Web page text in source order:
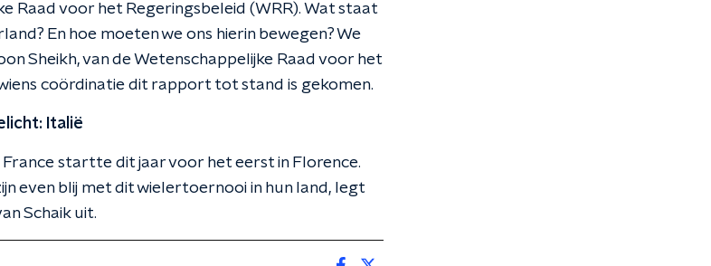
Raad voor het Regeringsbeleid (WRR). Wat staat
En hoe moeten we ons hierin bewegen? We
Sheikh, van de Wetenschappelijke Raad voor het
coördinatie dit rapport tot stand is gekomen.
Italië
startte dit jaar voor het eerst in Florence.
even blij met dit wielertoernooi in hun land, legt
Schaik uit.